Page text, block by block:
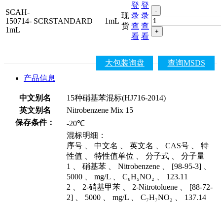
SCAH-
150714-
1mL
SCRSTANDARD 1mL
现
货
登
录
查
看
登
录
查
看
-
+
查询MSDS
大包装询盘
产品信息
中文别名
15种硝基苯混标(HJ716-2014)
英文别名
Nitrobenzene Mix 15
保存条件：
-20℃
混标明细：
序号 、 中文名 、 英文名 、 CAS号 、 特
性值 、 特性值单位 、 分子式 、 分子量
1 、 硝基苯 、 Nitrobenzene 、 [98-95-3] 、
5000 、 mg/L 、 C₆H₅NO₂ 、 123.11
2 、 2-硝基甲苯 、 2-Nitrotoluene 、 [88-72-
2] 、 5000 、 mg/L 、 C₇H₇NO₂ 、 137.14